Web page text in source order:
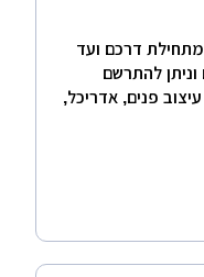
מתחילת דרכם ועד
וניתן להתרשם
פנים, אדריכל,